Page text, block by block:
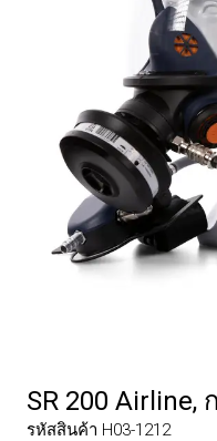
SR 200 Airline,
รหัสสินค้า H03-1212